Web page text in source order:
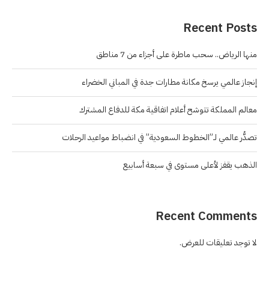
Recent Posts
منها الرياض.. سحب ماطرة على أجزاء من 7 مناطق
إنجاز عالمي يرسخ مكانة مطارات جدة في المباني الخضراء
معالم المملكة تتوشح أعلام اتفاقية مكة للدفاع المشترك
تصدُّر عالمي لـ”الخطوط السعودية” في انضباط مواعيد الرحلات
الذهب يقفز لأعلى مستوى في سبعة أسابيع
Recent Comments
لا توجد تعليقات للعرض.